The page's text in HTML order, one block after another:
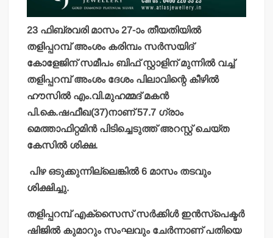
23 ഫിബ്രവരി മാസം 27-ാം തീയതിയില്‍
തളിപ്പറമ്പ് അംശം കരിമ്പം സര്‍സയിദ്
കോളേജിന് സമീപം ബിഫ് സ്റ്റാളിന് മുന്നില്‍ വച്ച്
തളിപ്പറമ്പ് അംശം ദേശം പിലാവിന്റെ കീഴില്‍
ഹൗസില്‍ എം.വി.മുഹമ്മദ് മകന്‍
പി.കെ.ഷഫീഖ(37)നാണ് 57.7 ഗ്രാം
മെത്താഫിറ്റമിന്‍ പിടിച്ചെടുത്ത് അറസ്റ്റ് ചെയ്ത
കേസില്‍ ശിക്ഷ.
പിഴ ഒടുക്കുന്നില്ലെങ്കില്‍ 6 മാസം തടവും
ശിക്ഷിച്ചു.
തളിപ്പറമ്പ് എക്‌സൈസ് സര്‍ക്കിള്‍ ഇന്‍സ്‌പെക്ടര്‍
ഷിജില്‍ കുമാറും സംഘവും ചേര്‍ന്നാണ് പതിയെ